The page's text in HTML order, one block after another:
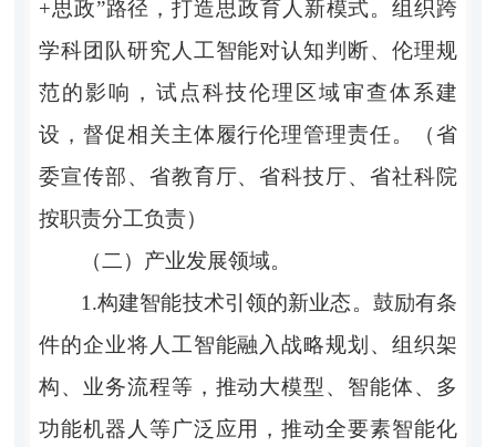
+思政”路径，打造思政育人新模式。组织跨
学科团队研究人工智能对认知判断、伦理规
范的影响，试点科技伦理区域审查体系建
设，督促相关主体履行伦理管理责任。（省
委宣传部、省教育厅、省科技厅、省社科院
按职责分工负责）
（二）产业发展领域。
1.构建智能技术引领的新业态。鼓励有条
件的企业将人工智能融入战略规划、组织架
构、业务流程等，推动大模型、智能体、多
功能机器人等广泛应用，推动全要素智能化